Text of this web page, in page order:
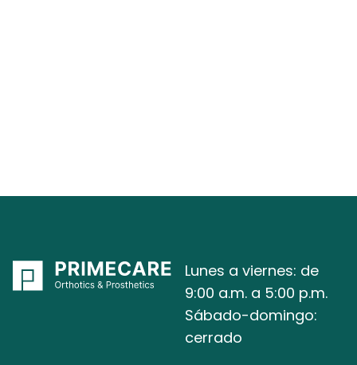
Lunes a viernes: de
9:00 a.m. a 5:00 p.m.
Sábado-domingo:
cerrado